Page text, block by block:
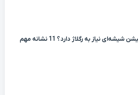
نیاز به رگلاژ دارد؟ 11 نشانه مهم